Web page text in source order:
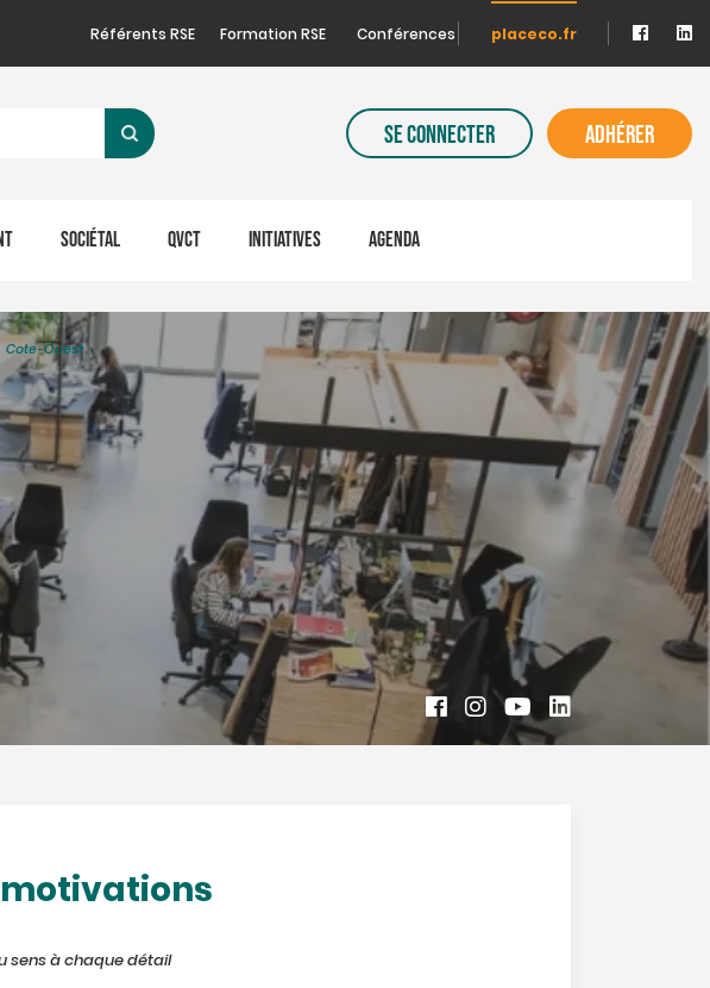
Référents RSE Formation RSE Conférences placeco.fr
SE CONNECTER ADHÉRER
SOCIÉTAL QVCT INITIATIVES AGENDA
Cote-Ouest
motivations
sens à chaque détail